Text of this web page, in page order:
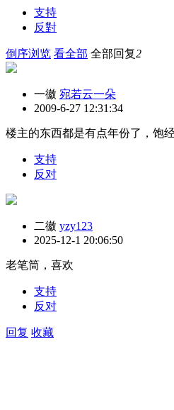
支持
反對
倒序浏览 看全部 全部回复2
一徽 宛若云一朵
2009-6-27 12:31:34
楼主的东西都是有点年份了，饱
支持
反对
二徽 yzy123
2025-12-1 20:06:50
老笔筒，喜欢
支持
反对
回复 收藏